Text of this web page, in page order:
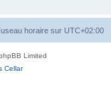
horaire sur UTC+02:00
Limited
Cellar